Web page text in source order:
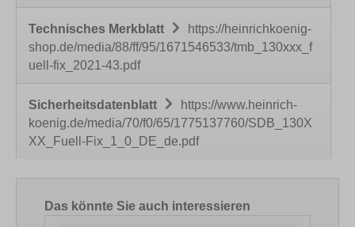
Technisches Merkblatt
https://heinrichkoenig-
shop.de/media/88/ff/95/1671546533/tmb_130xxx_f
uell-fix_2021-43.pdf
Sicherheitsdatenblatt
https://www.heinrich-
koenig.de/media/70/f0/65/1775137760/SDB_130X
XX_Fuell-Fix_1_0_DE_de.pdf
Produktgalerie überspringen
Das könnte Sie auch interessieren